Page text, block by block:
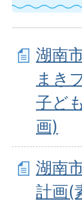
湖南
まき
子ど
画)
湖南
計画(